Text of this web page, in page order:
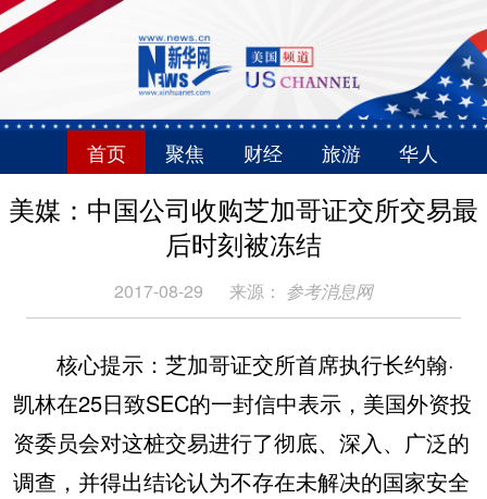
首页 聚焦 财经 旅游 华人
美媒：中国公司收购芝加哥证交所交易最
后时刻被冻结
2017-08-29 来源： 参考消息网
核心提示：芝加哥证交所首席执行长约翰·
凯林在25日致SEC的一封信中表示，美国外资投
资委员会对这桩交易进行了彻底、深入、广泛的
调查，并得出结论认为不存在未解决的国家安全